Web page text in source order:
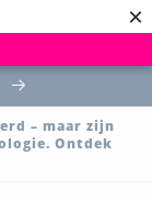
×
– maar zijn
Ontdek